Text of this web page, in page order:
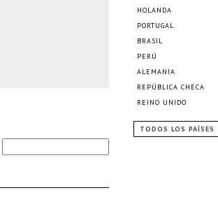
HOLANDA
PORTUGAL
BRASIL
PERÚ
ALEMANIA
REPÚBLICA CHECA
REINO UNIDO
TODOS LOS PAÍSES